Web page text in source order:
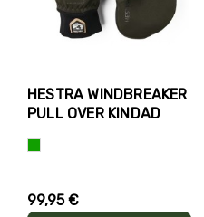
HESTRA WINDBREAKER
PULL OVER KINDAD
99,95 €